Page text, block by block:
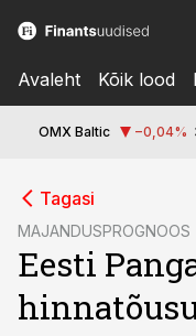
Avaleht Kõik lood
OMX Baltic −0,04%
Tagasi
MAJANDUSPROGNOOS
Eesti